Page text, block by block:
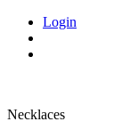
Login
Necklaces